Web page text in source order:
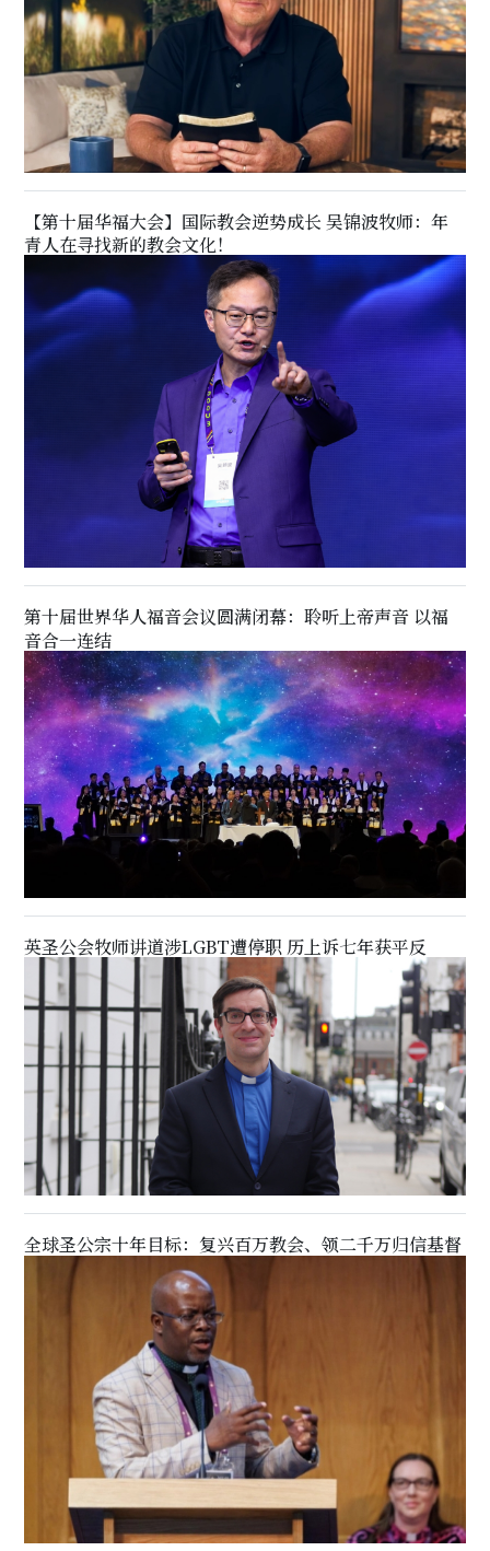
【第十届华福大会】国际教会逆势成长 吴锦波牧师：年
青人在寻找新的教会文化！
第十届世界华人福音会议圆满闭幕：聆听上帝声音 以福
音合一连结
英圣公会牧师讲道涉LGBT遭停职 历上诉七年获平反
全球圣公宗十年目标：复兴百万教会、领二千万归信基督